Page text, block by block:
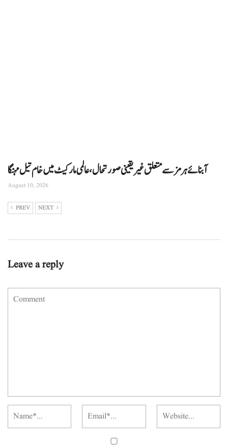
آبنائے ہرمز سے متعلق غیر یقینی صورتحال، عالمی مارکیٹ میں خام تیل مہنگا
August 10, 2026
PREV NEXT
Leave a reply